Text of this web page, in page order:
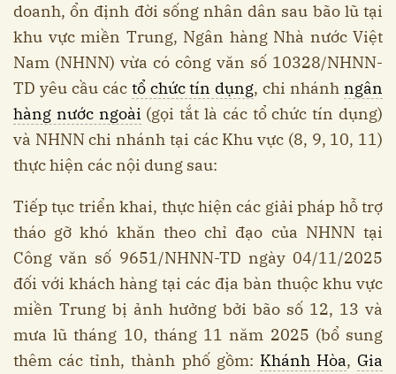
doanh, ổn định đời sống nhân dân sau bão lũ tại
khu vực miền Trung, Ngân hàng Nhà nước Việt
Nam (NHNN) vừa có công văn số 10328/NHNN-
TD yêu cầu các tổ chức tín dụng, chi nhánhngân
hàng nước ngoài (gọi tắt là các tổ chức tín dụng)
và NHNN chi nhánh tại các Khu vực (8, 9, 10, 11)
thực hiện các nội dung sau:
Tiếp tục triển khai, thực hiện các giải pháp hỗ trợ
tháo gỡ khó khăn theo chỉ đạo của NHNN tại
Công văn số 9651/NHNN-TD ngày 04/11/2025
đối với khách hàng tại các địa bàn thuộc khu vực
miền Trung bị ảnh hưởng bởi bão số 12, 13 và
mưa lũ tháng 10, tháng 11 năm 2025 (bổ sung
thêm các tỉnh, thành phố gồm: Khánh Hòa, Gia